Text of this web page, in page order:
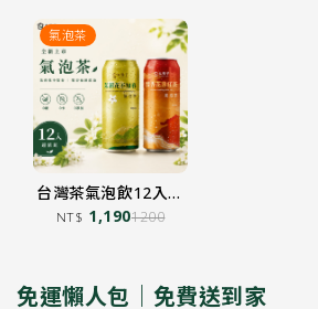
台灣茶氣泡飲12入組
｜蜜香花蓮紅茶、茉
NT$ 1,1901200
氣泡茶
免運懶人包｜免費送到家